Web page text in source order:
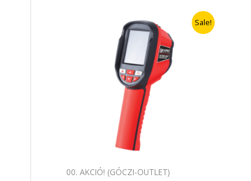
Sale!
00. AKCIÓ! (GÓCZI-OUTLET)
Original
price
was:
279.000Ft.
Current
price
is:
195.300Ft.